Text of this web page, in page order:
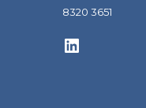
8320 3651
LinkedIn